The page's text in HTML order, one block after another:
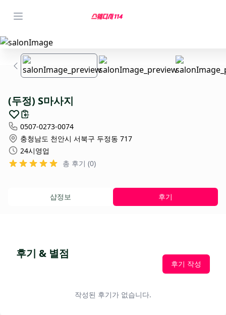
(두정) S마사지
0507-0273-0074
충청남도 천안시 서북구 두정동 717
24시영업
총 후기 (0)
샵정보 후기
후기 & 별점
후기 작성
작성된 후기가 없습니다.